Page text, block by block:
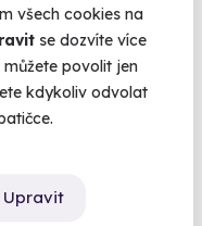
všech cookies na
se dozvíte více
povolit jen
kdykoliv odvolat
Upravit